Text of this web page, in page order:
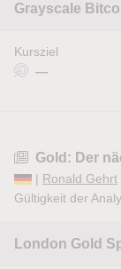
Grayscale
Kursziel
—
Gold: Der
| Ronald Gehrt
Gültigkeit der
London Gold